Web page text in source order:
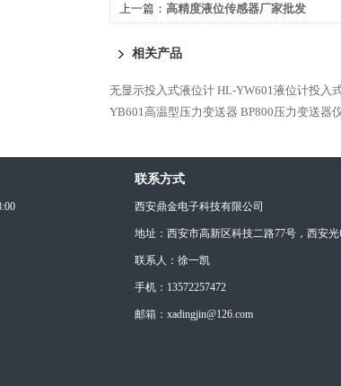
上一篇： 高精度液位传感器厂家批发
相关产品
无显示投入式液位计 HL-YW601液位计投入
YB601高温型压力变送器 BP800压力变送器
联系方式
西安鼎金电子科技有限公司
地址：西安市高新区科技二路77号，西安光
联系人：徐一凯
手机：13572257472
邮箱：xadingjin@126.com